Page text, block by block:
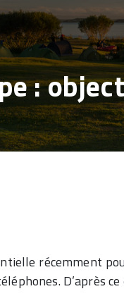
:
récemment
D’après